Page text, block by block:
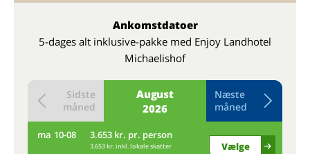
Ankomstdatoer
5-dages alt inklusive-pakke med Enjoy Landhotel
Michaelishof
August
2026
Sidste
måned
Næste
måned
ma 10-08 3.653 kr. pr. person
3.653 kr. inkl. lokale skatter Vælge